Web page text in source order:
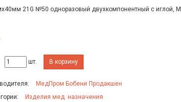
21G №50 одноразовый двухкомпонентный с иглой,
шт. В корзину
МедПром Бобени Продакшен
Изделия мед. назначения